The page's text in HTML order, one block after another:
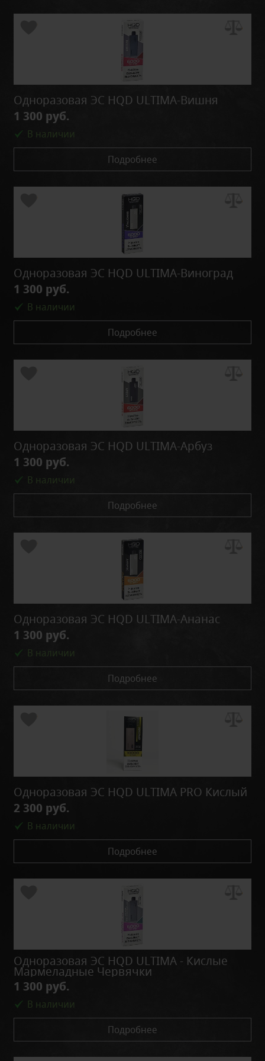
Одноразовая ЭС HQD ULTIMA-Вишня
1 300 руб.
В наличии
Подробнее
Одноразовая ЭС HQD ULTIMA-Виноград
1 300 руб.
В наличии
Подробнее
Одноразовая ЭС HQD ULTIMA-Арбуз
1 300 руб.
В наличии
Подробнее
Одноразовая ЭС HQD ULTIMA-Ананас
1 300 руб.
В наличии
Подробнее
Одноразовая ЭС HQD ULTIMA PRO Кислый
2 300 руб.
В наличии
Подробнее
Одноразовая ЭС HQD ULTIMA - Кислые
Мармеладные Червячки
1 300 руб.
В наличии
Подробнее